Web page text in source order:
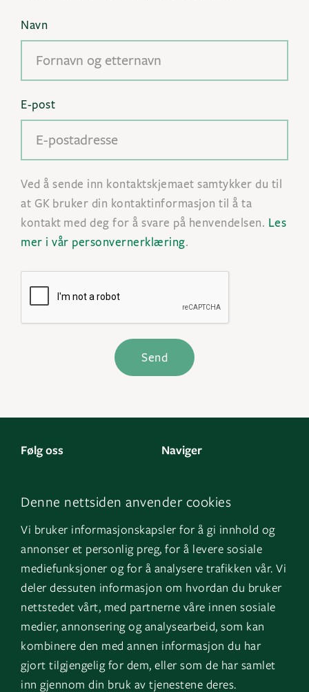
Denne nettsiden anvender cookies
Vi bruker informasjonskapsler for å gi innhold og
annonser et personlig preg, for å levere sosiale
mediefunksjoner og for å analysere trafikken vår. Vi
deler dessuten informasjon om hvordan du bruker
nettstedet vårt, med partnerne våre innen sosiale
medier, annonsering og analysearbeid, som kan
kombinere den med annen informasjon du har
gjort tilgjengelig for dem, eller som de har samlet
inn gjennom din bruk av tjenestene deres.
Navn
E-post
Ved å sende inn kontaktskjemaet samtykker du til
at GK bruker din kontaktinformasjon til å ta
kontakt med deg for å svare på henvendelsen. Les
mer i vår personvernerklæring.
Send
Følg oss
Facebook
Instagram
YouTube
Naviger
Om oss
GK Sverige
GK Danmark
Snarveier
Fakturainformasjon
HMS
Logg inn
Mine bygg